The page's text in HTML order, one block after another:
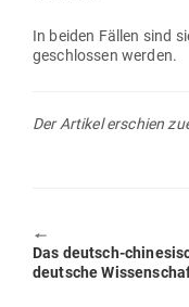
In beiden Fällen sind
geschlossen werden.
Der Artikel erschien
🠔
Previous
post:
Das deutsch-
deutsche